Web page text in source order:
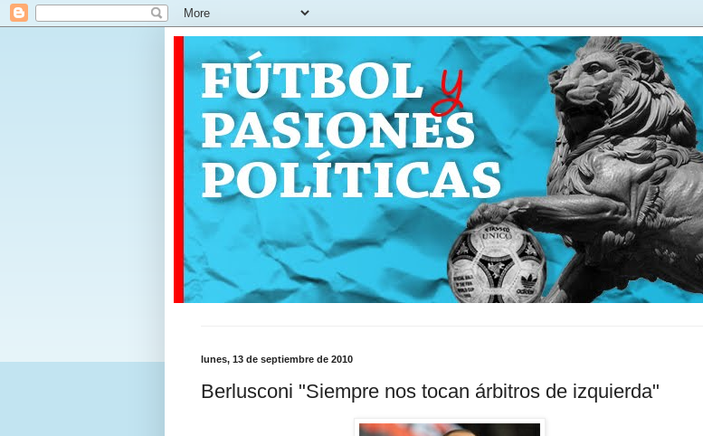
lunes, 13 de septiembre de 2010
Berlusconi "Siempre nos tocan árbitros de izquierda"